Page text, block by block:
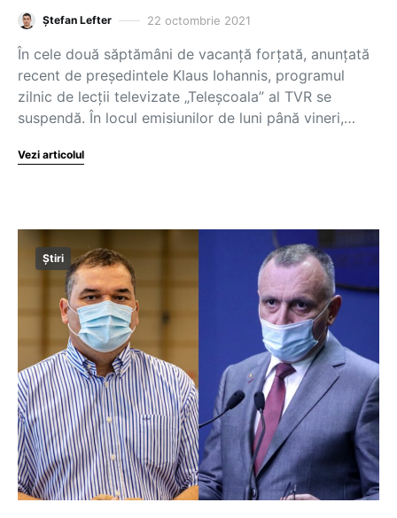
Ștefan Lefter 22 octombrie 2021
În cele două săptămâni de vacanță forțată, anunțată
recent de președintele Klaus Iohannis, programul
zilnic de lecții televizate „Teleșcoala” al TVR se
suspendă. În locul emisiunilor de luni până vineri,…
Vezi articolul
Știri